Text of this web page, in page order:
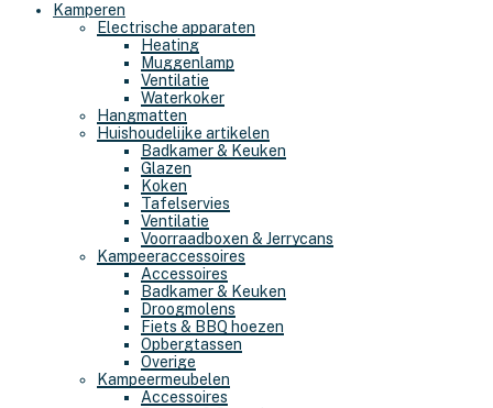
Kamperen
Electrische apparaten
Heating
Muggenlamp
Ventilatie
Waterkoker
Hangmatten
Huishoudelijke artikelen
Badkamer & Keuken
Glazen
Koken
Tafelservies
Ventilatie
Voorraadboxen & Jerrycans
Kampeeraccessoires
Accessoires
Badkamer & Keuken
Droogmolens
Fiets & BBQ hoezen
Opbergtassen
Overige
Kampeermeubelen
Accessoires